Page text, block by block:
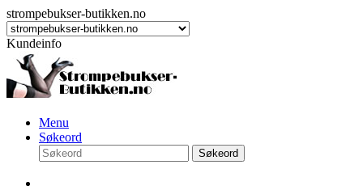
strompebukser-butikken.no
Kundeinfo
Menu
Søkeord
Søkeord